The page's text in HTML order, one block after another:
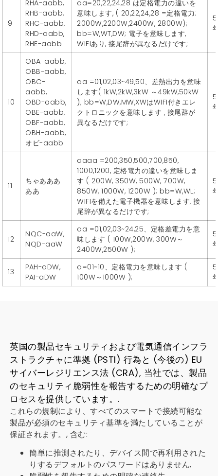
9
RHA-aabb,
RHB-aabb,
RHC-aabb,
RHD-aabb,
RHE-aabb
aa=20,22,24,28 は定格電力の違いを
意味します, ( 20,22,24,28 =定格電力:
2000W,2200W,2400W, 2800W);
bb=W,WT,DW; 電子を意味します,
WIFIあり, 接尾辞が異なるだけです;
5
10
OBA-aabb,
OBB-aabb,
OBC-
aabb,
OBD-aabb,
OBE-aabb,
OBF-aabb,
OBH-aabb,
オビ-aabb
aa =01,02,03~49,50、差熱出力を意味
します( 1kW,2kW,3kW ～49kW,50kW
); bb=W,DW,MW,XWはWIFI付きエレ
クトロニックを意味します , 接尾辞が
異なるだけです;
5
11
ちゃあああ
ああ
aaaa =200,350,500,700,850,
1000,1200, 定格電力の違いを意味しま
す ( 200W, 350W, 500W, 700W,
850W, 1000W, 1200W ); bb=W,WL;
WIFIを備えた電子機器を意味します, 接
尾辞が異なるだけです;
5
12
NQC-aaW,
NQD-aaW
aa =01,02,03~24,25、定格差電力を意
味します ( 100W,200W, 300W～
2400W,2500W );
5
13
PAH-aDW,
PAI-aDW
a=01~10、定格電力を意味します (
100W～1000W );
5
英国の製品セキュリティおよび電気通信インフラ
ストラクチャに準拠 (PSTI) 行為と (今後の) EU
サイバーレジリエンス法 (CRA), 当社では、製品
のセキュリティ脆弱性を報告するための明確なプ
ロセスを提供しています。.
これらの規制により、すべてのスマートで接続可能な
製品が必須のセキュリティ基準を満たしていることが
保証されます。, 含む:
簡単に推測されたり、デバイス間で再利用された
りするデフォルトのパスワードはありません,